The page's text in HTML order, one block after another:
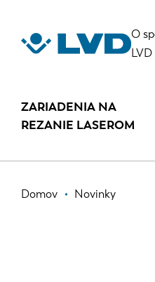
hlavný
O
LVD
ZARIADENIA NA
REZANIE LASEROM
Omrvinka
Domov Novinky